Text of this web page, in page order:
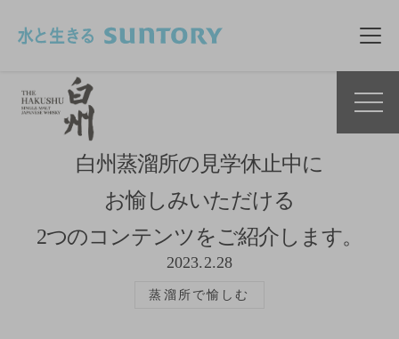
メニ
白州蒸溜所の見学休止中に
お愉しみいただける
2つのコンテンツをご紹介します。
2023.2.28
蒸溜所で愉しむ